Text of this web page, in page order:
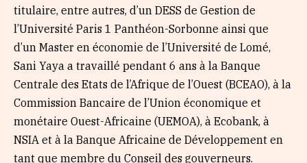
titulaire, entre autres, d’un DESS de Gestion de
l’Université Paris 1 Panthéon-Sorbonne ainsi que
d’un Master en économie de l’Université de Lomé,
Sani Yaya a travaillé pendant 6 ans à la Banque
Centrale des Etats de l’Afrique de l’Ouest (BCEAO), à la
Commission Bancaire de l’Union économique et
monétaire Ouest-Africaine (UEMOA), à Ecobank, à
NSIA et à la Banque Africaine de Développement en
tant que membre du Conseil des gouverneurs.